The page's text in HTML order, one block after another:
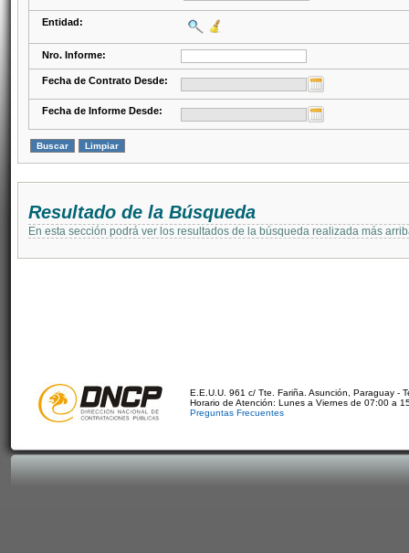
Entidad:
Nro. Informe:
Fecha de Contrato Desde:
Fecha de Informe Desde:
Resultado de la Búsqueda
En esta sección podrá ver los resultados de la búsqueda realizada más
E.E.U.U. 961 c/ Tte. Fariña. Asunción, Paraguay -
Horario de Atención: Lunes a Viernes de 07:00 a
Preguntas Frecuentes